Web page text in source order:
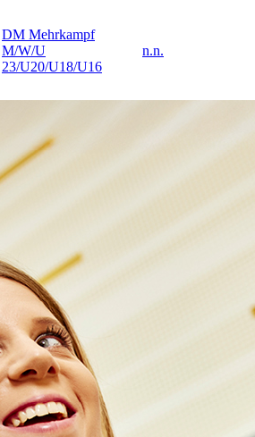
DM Mehrkampf
M/W/U
23/U20/U18/U16
n.n.